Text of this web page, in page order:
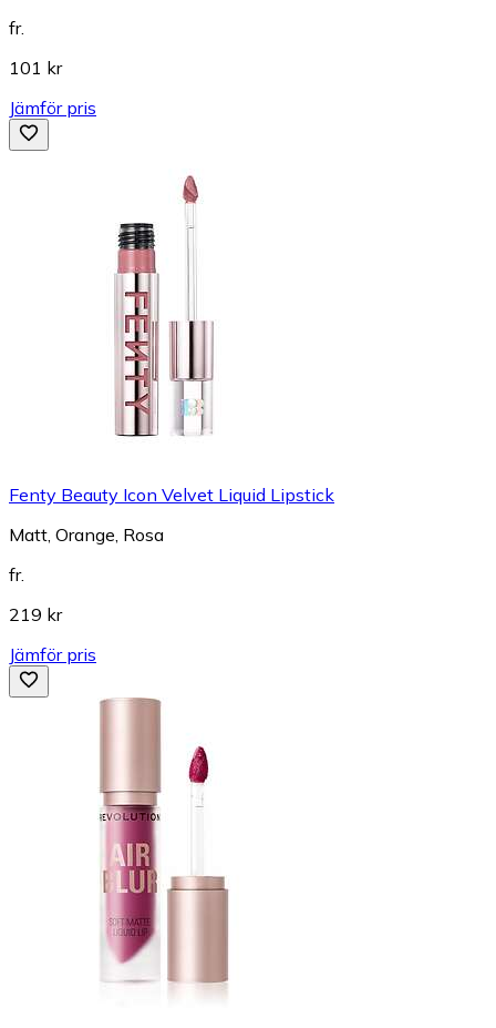
fr.
101 kr
Jämför pris
Fenty Beauty Icon Velvet Liquid Lipstick
Matt, Orange, Rosa
fr.
219 kr
Jämför pris